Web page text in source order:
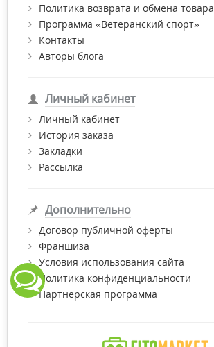
Политика возврата и обмена товара
Программа «Ветеранский спорт»
Контакты
Авторы блога
Личный кабинет
Личный кабинет
История заказа
Закладки
Рассылка
Дополнительно
Договор публичной оферты
Франшиза
Условия использования сайта
Политика конфиденциальности
Партнёрская программа